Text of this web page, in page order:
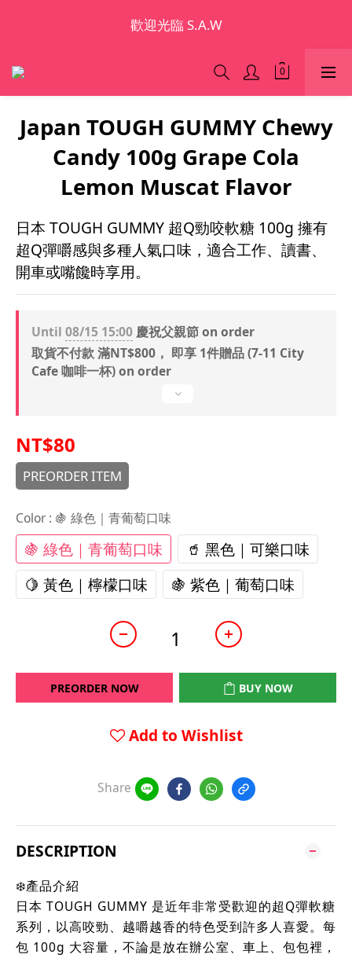
歡迎光臨 S.A.W
歡迎光臨 S.A.W
加入會員領優惠券(香港地區除外)
品範圍」，商品僅限顧客個人使用
歡迎光臨 S.A.W
Japan TOUGH GUMMY Chewy
Candy 100g Grape Cola
Lemon Muscat Flavor
日本 TOUGH GUMMY 超Q勁咬軟糖 100g 擁有
超Q彈嚼感與多種人氣口味，適合工作、讀書、
開車或嘴饞時享用。
Until 08/15 15:00 慶祝父親節 on order
取貨不付款 滿NT$800， 即享 1件贈品 (7-11 City
Cafe 咖啡一杯) on order
NT$80
PREORDER ITEM
Color : 🍇 綠色｜青葡萄口味
🍇 綠色｜青葡萄口味
🥤 黑色｜可樂口味
🍋 黃色｜檸檬口味
🍇 紫色｜葡萄口味
PREORDER NOW BUY NOW
Add to Wishlist
Share
DESCRIPTION
❄️產品介紹
日本 TOUGH GUMMY 是近年非常受歡迎的超Q彈軟糖
系列，以高咬勁、越嚼越香的特色受到許多人喜愛。每
包 100g 大容量，不論是放在辦公室、車上、包包裡，